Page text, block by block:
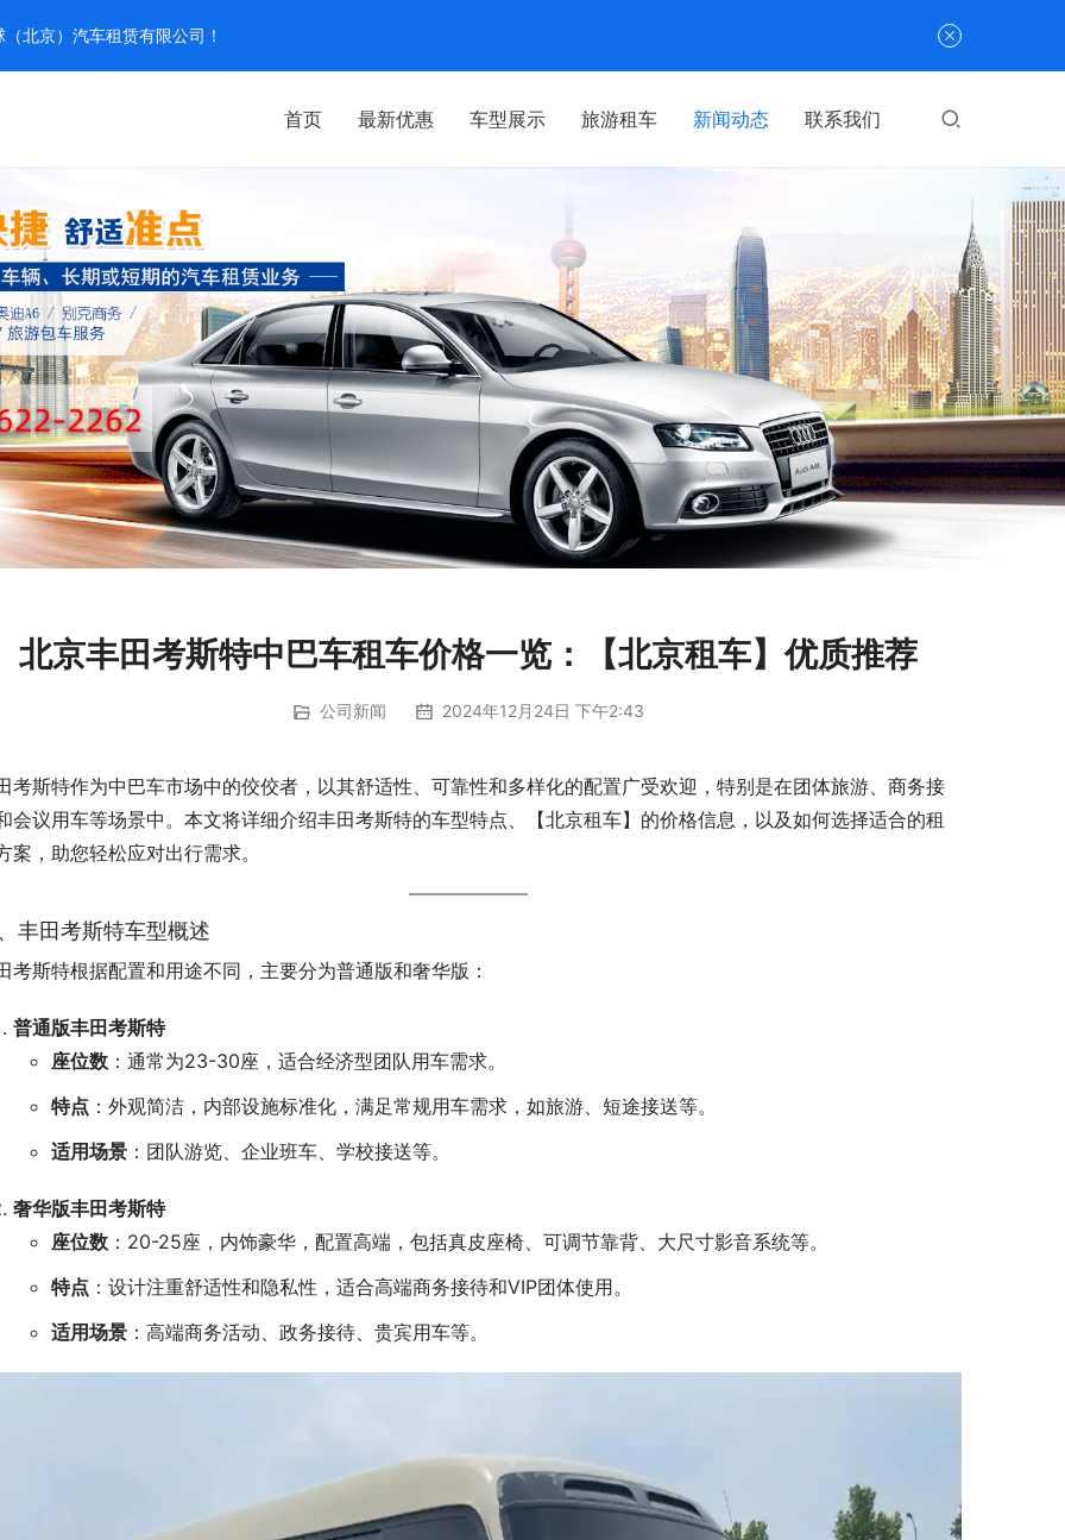
首页 最新优惠 车型展示 旅游租车 新闻动态 联系我们
北京丰田考斯特中巴车租车价格一览：【北京租车】优质推荐
公司新闻 2024年12月24日 下午2:43
考斯特作为中巴车市场中的佼佼者，以其舒适性、可靠性和多样化的配置广受欢迎，特别是在团体旅游、商务接
会议用车等场景中。本文将详细介绍丰田考斯特的车型特点、【北京租车】的价格信息，以及如何选择适合的租
案，助您轻松应对出行需求。
丰田考斯特车型概述
考斯特根据配置和用途不同，主要分为普通版和奢华版：
普通版丰田考斯特
座位数 ：通常为23-30座，适合经济型团队用车需求。
特点 ：外观简洁，内部设施标准化，满足常规用车需求，如旅游、短途接送等。
适用场景 ：团队游览、企业班车、学校接送等。
奢华版丰田考斯特
座位数 ：20-25座，内饰豪华，配置高端，包括真皮座椅、可调节靠背、大尺寸影音系统等。
特点 ：设计注重舒适性和隐私性，适合高端商务接待和VIP团体使用。
适用场景 ：高端商务活动、政务接待、贵宾用车等。
北京）汽车租赁有限公司！